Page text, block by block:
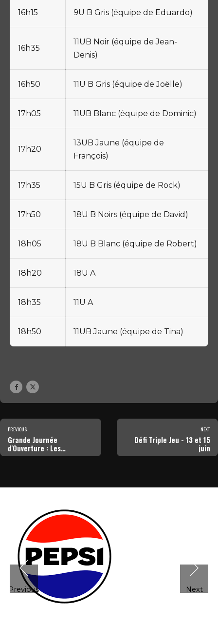
16h15 9U B Gris (équipe de Eduardo)
16h35
11UB Noir (équipe de Jean-
Denis)
16h50 11U B Gris (équipe de Joëlle)
17h05 11UB Blanc (équipe de Dominic)
17h20
13UB Jaune (équipe de
François)
17h35 15U B Gris (équipe de Rock)
17h50 18U B Noirs (équipe de David)
18h05 18U B Blanc (équipe de Robert)
18h20 18U A
18h35 11U A
18h50 11UB Jaune (équipe de Tina)
PREVIOUS
Grande Journée
d'Ouverture : Les
Panthères et les Félines
NEXT
Défi Triple Jeu - 13 et 15
juin
Previous Next